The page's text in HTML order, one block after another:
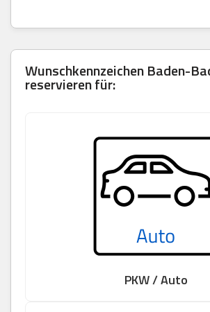
Wunschkennzeichen Baden-
reservieren für:
PKW / Auto